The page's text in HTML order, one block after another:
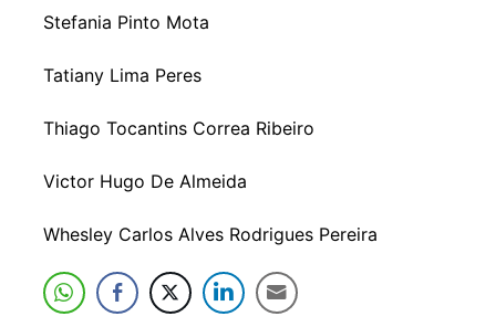
Stefania Pinto Mota
Tatiany Lima Peres
Thiago Tocantins Correa Ribeiro
Victor Hugo De Almeida
Whesley Carlos Alves Rodrigues Pereira